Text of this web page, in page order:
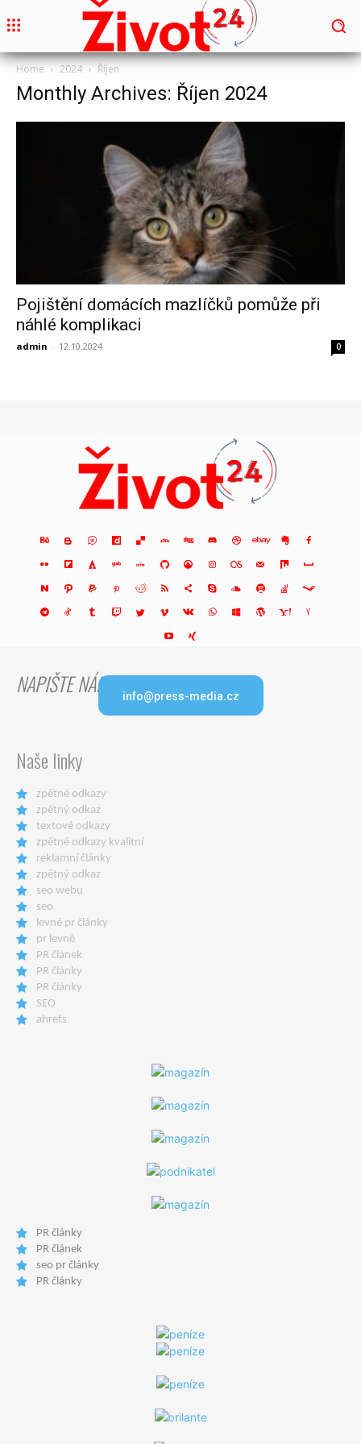
Home 2024 Říjen
Monthly Archives: Říjen 2024
Pojištění domácích mazlíčků pomůže při
náhlé komplikaci
admin - 12.10.2024 0
NAPIŠTE NÁM info@press-media.cz
Naše linky
zpětné odkazy
zpětný odkaz
textové odkazy
zpětné odkazy kvalitní
reklamní články
zpětný odkaz
seo webu
seo
levné pr články
pr levně
PR článek
PR články
PR články
SEO
ahrefs
PR články
PR článek
seo pr články
PR články